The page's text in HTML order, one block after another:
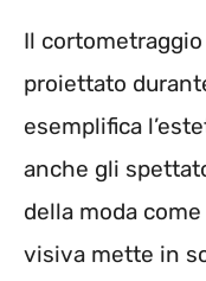
Il
proiettato
esemplifica
anche gli
della moda
visiva mette in